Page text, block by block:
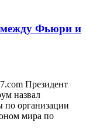
между Фьюри и
Президент
назвал
по организации
мира по